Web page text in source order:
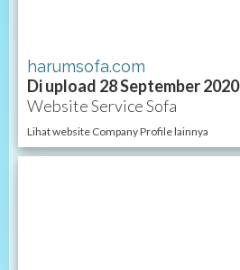
harumsofa.com
Di upload 28 September 2020
Website Service Sofa
Lihat website Company Profile lainnya